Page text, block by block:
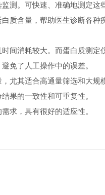
。可快速、准确地测定这
含量，帮助医生诊断各种
消耗较大。而蛋白质测定
免了人工操作中的误差。
其适合高通量筛选和大规模
果的一致性和可重复性。
求，具有很好的适应性。